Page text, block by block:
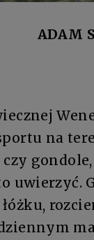
ADAM
na
czy
uwierzyć.